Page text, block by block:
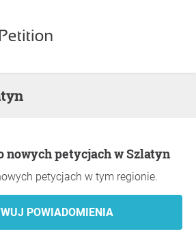
nowych petycjach w Szlatyn
petycjach w tym regionie.